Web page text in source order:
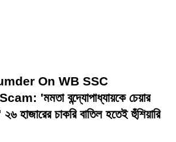
On WB SSC
'মমতা বন্দ্যোপাধ্যায়কে চেয়ার
হাজারের চাকরি বাতিল হতেই হুঁশিয়ারি